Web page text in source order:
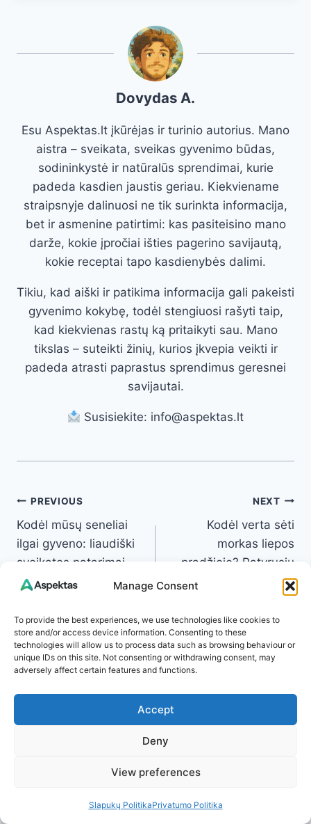
Manage Consent
To provide the best experiences, we use technologies like cookies to
store and/or access device information. Consenting to these
technologies will allow us to process data such as browsing behaviour or
unique IDs on this site. Not consenting or withdrawing consent, may
adversely affect certain features and functions.
Accept
Deny
View preferences
Slapukų PolitikaPrivatumo Politika
Dovydas A.
Esu Aspektas.lt įkūrėjas ir turinio autorius. Mano
aistra – sveikata, sveikas gyvenimo būdas,
sodininkystė ir natūralūs sprendimai, kurie
padeda kasdien jaustis geriau. Kiekviename
straipsnyje dalinuosi ne tik surinkta informacija,
bet ir asmenine patirtimi: kas pasiteisino mano
darže, kokie įpročiai išties pagerino savijautą,
kokie receptai tapo kasdienybės dalimi.
Tikiu, kad aiški ir patikima informacija gali pakeisti
gyvenimo kokybę, todėl stengiuosi rašyti taip,
kad kiekvienas rastų ką pritaikyti sau. Mano
tikslas – suteikti žinių, kurios įkvepia veikti ir
padeda atrasti paprastus sprendimus geresnei
savijautai.
Susisiekite: info@aspektas.lt
Post
navigation
PREVIOUS
Kodėl mūsų seneliai
ilgai gyveno: liaudiški
sveikatos patarimai,
kurie aktualūs ir
NEXT
Kodėl verta sėti
morkas liepos
pradžioje? Patyrusių
daržininkų atrasta
paslaptis saldesniam
ir sveikesniam derliui
Panašūs Straipsniai